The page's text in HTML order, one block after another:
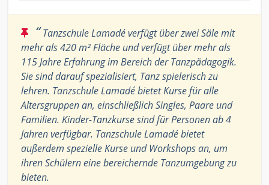
“Tanzschule Lamadé verfügt über zwei Säle mit
mehr als 420 m² Fläche und verfügt über mehr als
115 Jahre Erfahrung im Bereich der Tanzpädagogik.
Sie sind darauf spezialisiert, Tanz spielerisch zu
lehren. Tanzschule Lamadé bietet Kurse für alle
Altersgruppen an, einschließlich Singles, Paare und
Familien. Kinder-Tanzkurse sind für Personen ab 4
Jahren verfügbar. Tanzschule Lamadé bietet
außerdem spezielle Kurse und Workshops an, um
ihren Schülern eine bereichernde Tanzumgebung zu
bieten.